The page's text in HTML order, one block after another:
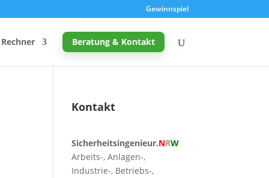
Gewinnspiel
Rechner
berechnen
Frist berechnen
Beratung & Kontakt
Kontakt
Sicherheitsingenieur.NRW
Arbeits-, Anlagen-,
Industrie-, Betriebs-,